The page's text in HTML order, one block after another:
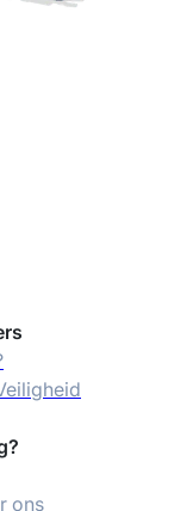
ons